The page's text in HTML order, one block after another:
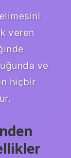
veren
ve
hiçbir